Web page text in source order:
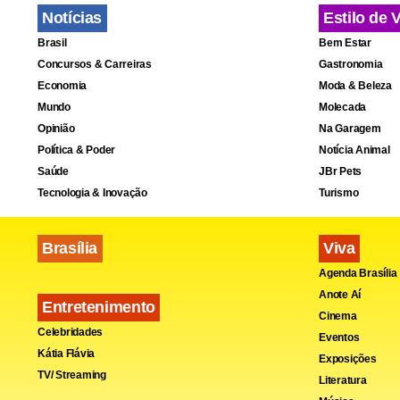
não
autuada
do astro
Galeria
https://
teria
jogar um
sacos de
Notícias
Brasil
Concursos & Carreiras
Economia
Mundo
Opinião
Política & Poder
Saúde
Tecnologia & Inovação
Brasília
Entretenimento
Celebridades
Kátia Flávia
TV/ Streaming
Estilo de
Bem Estar
Gastronomia
Moda & Beleza
Molecada
Na Garagem
Notícia Animal
JBr Pets
Turismo
Viva
Agenda Brasília
Anote Aí
Cinema
Eventos
Exposições
Literatura